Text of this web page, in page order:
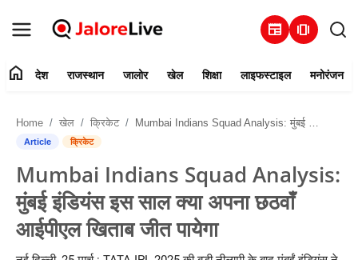
newspaper amp_stories
संपर्क करें
देश
राजस्थान
home देश राजस्थान जालोर खेल शिक्षा लाइफस्टाइल मनोरंजन
Home खेल क्रिकेट Mumbai Indians Squad Analysis: मुंबई इंडियंस इस साल क्या अपना छठवाँ आईपीएल खिताब जीत पायेगा
Article क्रिकेट
Mumbai Indians Squad Analysis:
मुंबई इंडियंस इस साल क्या अपना छठवाँ
आईपीएल खिताब जीत पायेगा